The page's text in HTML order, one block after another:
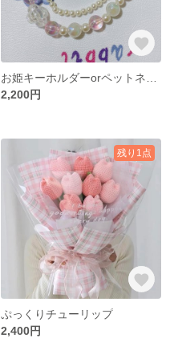
2,200円
残り1点
ぷっくりチューリップ
2,400円